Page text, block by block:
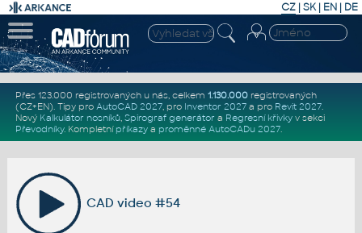
CZ | SK| EN | DE
Přes 123.000 registrovaných u nás, celkem 1.130.000registrovaných
(CZ+EN). Tipy pro AutoCAD 2027, pro Inventor 2027a pro Revit 2027.
Nový Kalkulátor nosníků, Spirograf generátor a Regresní křivkyv sekci
Převodníky. Kompletní příkazya proměnné AutoCADu 2027.
CAD video #54